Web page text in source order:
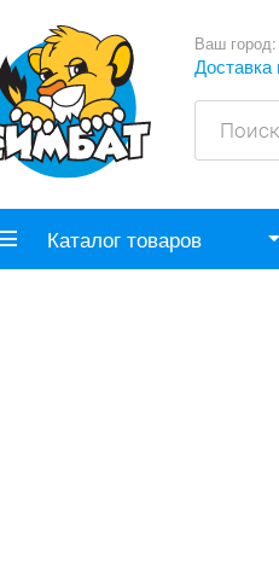
Ваш город:
Доставка
Каталог товаров